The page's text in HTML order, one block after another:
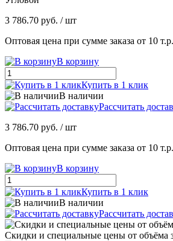
3 786.70 руб. / шт
Оптовая цена при сумме заказа от 10 т.р.
В корзину
Купить в 1 клик
В наличии
Рассчитать
3 786.70 руб. / шт
Оптовая цена при сумме заказа от 10 т.р.
В корзину
Купить в 1 клик
В наличии
Рассчитать
Скидки и специальные цены от объёма